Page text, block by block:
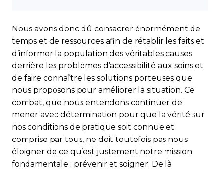
Nous avons donc dû consacrer énormément de
temps et de ressources afin de rétablir les faits et
d’informer la population des véritables causes
derrière les problèmes d’accessibilité aux soins et
de faire connaître les solutions porteuses que
nous proposons pour améliorer la situation. Ce
combat, que nous entendons continuer de
mener avec détermination pour que la vérité sur
nos conditions de pratique soit connue et
comprise par tous, ne doit toutefois pas nous
éloigner de ce qu’est justement notre mission
fondamentale : prévenir et soigner. De là